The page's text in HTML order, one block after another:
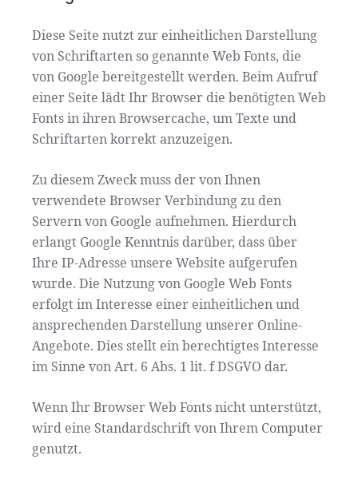
Diese Seite nutzt zur einheitlichen Darstellung
von Schriftarten so genannte Web Fonts, die
von Google bereitgestellt werden. Beim Aufruf
einer Seite lädt Ihr Browser die benötigten Web
Fonts in ihren Browsercache, um Texte und
Schriftarten korrekt anzuzeigen.
Zu diesem Zweck muss der von Ihnen
verwendete Browser Verbindung zu den
Servern von Google aufnehmen. Hierdurch
erlangt Google Kenntnis darüber, dass über
Ihre IP-Adresse unsere Website aufgerufen
wurde. Die Nutzung von Google Web Fonts
erfolgt im Interesse einer einheitlichen und
ansprechenden Darstellung unserer Online-
Angebote. Dies stellt ein berechtigtes Interesse
im Sinne von Art. 6 Abs. 1 lit. f DSGVO dar.
Wenn Ihr Browser Web Fonts nicht unterstützt,
wird eine Standardschrift von Ihrem Computer
genutzt.